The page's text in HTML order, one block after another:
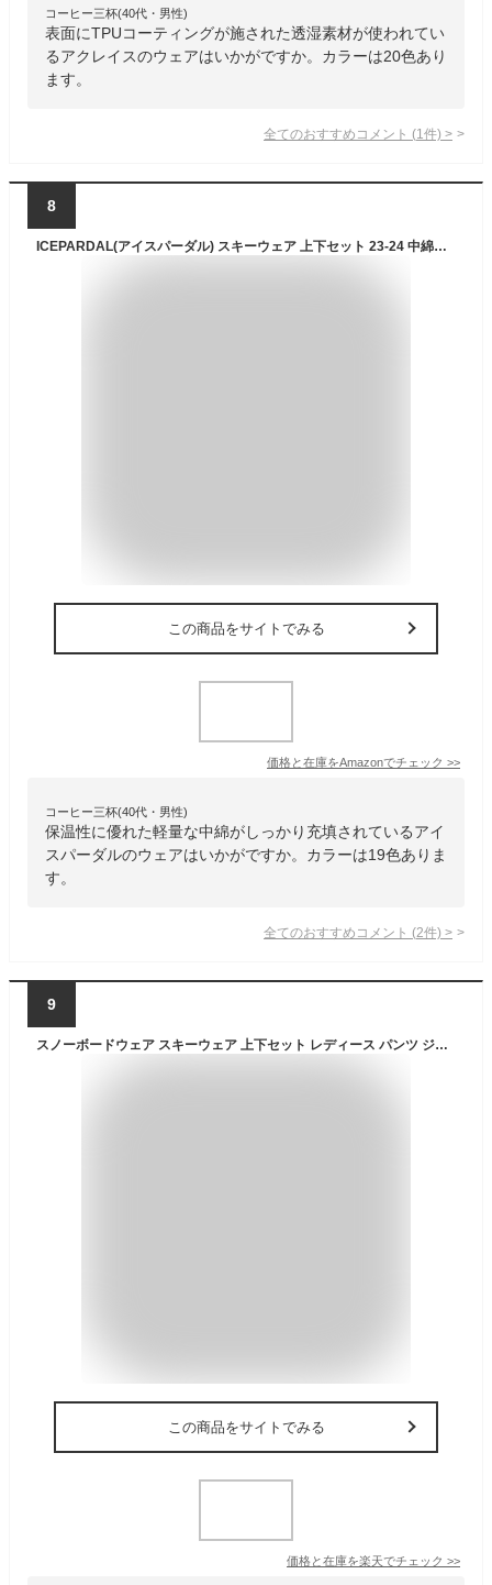
コーヒー三杯(40代・男性)
表面にTPUコーティングが施された透湿素材が使われてい
るアクレイスのウェアはいかがですか。カラーは20色あり
ます。
全てのおすすめコメント (1 件) >
8
ICEPARDAL(アイスパーダル) スキーウェア 上下セット 23-24 中綿多め レディース 全19色 3サイズ ICSKI-827 ICSKI827-09 WMサイズ スキーウエア ジャケット パンツ
この商品をサイトでみる
価格と在庫をAmazonでチェック >>
コーヒー三杯(40代・男性)
保温性に優れた軽量な中綿がしっかり充填されているアイ
スパーダルのウェアはいかがですか。カラーは19色ありま
す。
全てのおすすめコメント (2件) >
9
スノーボードウェア スキーウェア 上下セット レディース パンツ ジャケット ボード ウェア スノボ ウェア ウェア スノー ウェア ウエア おしゃれ かわいい 上 下 スノーボード スキー アウトドア 保温 中綿 撥水 防風 防寒 着 耐水 ISET-50 【LDY】
この商品をサイトでみる
価格と在庫を楽天でチェック >>